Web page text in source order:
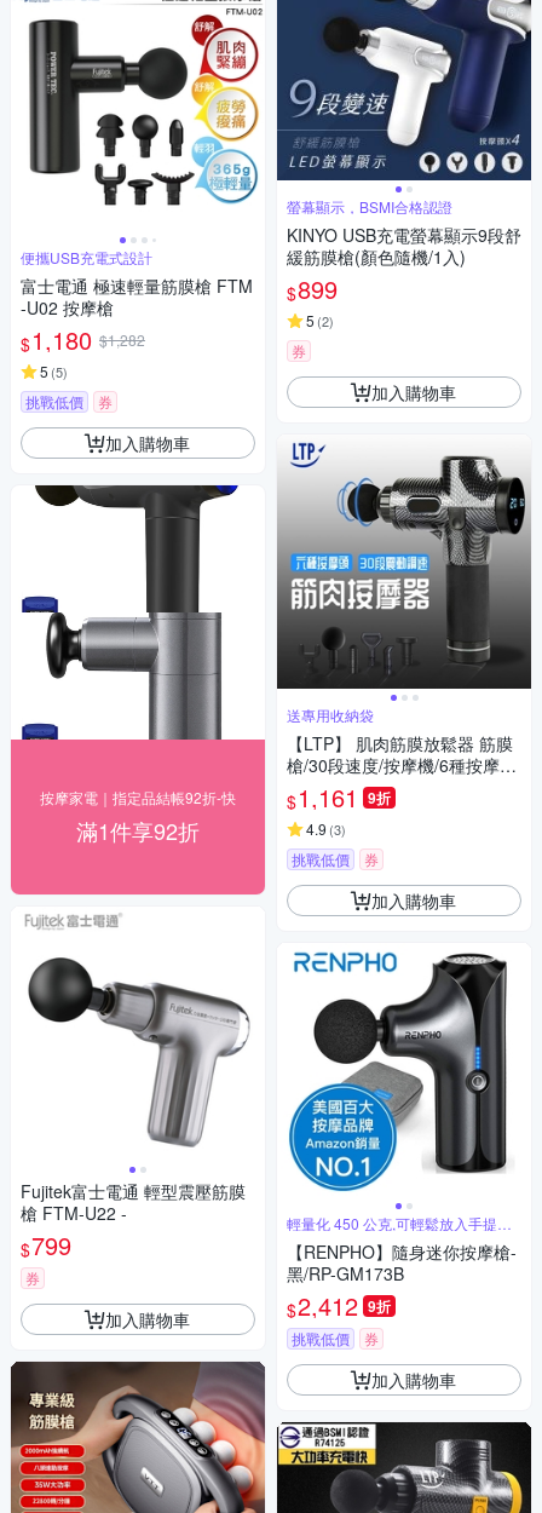
便攜USB充電式設計
富士電通 極速輕量筋膜槍 FTM
-U02 按摩槍
$1,180 $1,282
5 (5)
挑戰低價 券
加入購物車
按摩家電｜指定品結帳92折-快
滿1件享92折
Fujitek富士電通 輕型震壓筋膜
槍 FTM-U22 -
$799
券
加入購物車
螢幕顯示，BSMI合格認證
KINYO USB充電螢幕顯示9段舒
緩筋膜槍(顏色隨機/1入)
$899
5 (2)
券
加入購物車
送專用收納袋
【LTP】 肌肉筋膜放鬆器 筋膜
槍/30段速度/按摩機/6種按摩頭
/ USB充電版
$1,161 9折
4.9 (3)
挑戰低價 券
加入購物車
輕量化 450 公克,可輕鬆放入手提包
中
【RENPHO】隨身迷你按摩槍-
黑/RP-GM173B
$2,412 9折
挑戰低價 券
加入購物車